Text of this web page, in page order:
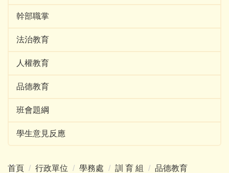
幹部職掌
法治教育
人權教育
品德教育
班會題綱
學生意見反應
首頁 行政單位 學務處 訓 育 組 品德教育